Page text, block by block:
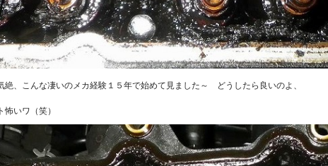
絶、こんな凄いのメカ経験１５年で始めて見ました～ どうしたら良いのよ、
いワ（笑）